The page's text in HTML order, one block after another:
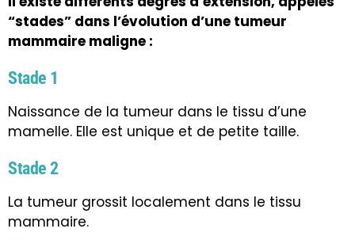
“stades” dans l’évolution d’une tumeur
mammaire maligne :
Stade 1
Naissance de la tumeur dans le tissu d’une
mamelle. Elle est unique et de petite taille.
Stade 2
La tumeur grossit localement dans le tissu
mammaire.